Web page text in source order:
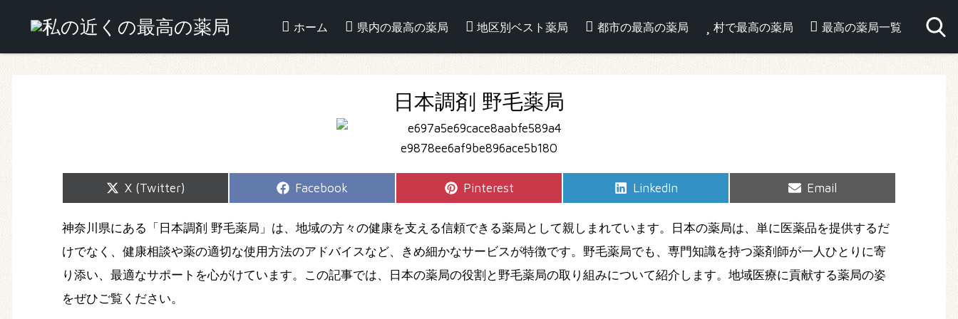
ホーム 県内の最高の薬局 地区別ベスト薬局 都市の最高の薬局 村で最高の薬局 最高の薬局一覧
日本調剤 野毛薬局
Share
X (Twitter)
Share
Facebook
Share
Pinterest
Share
LinkedIn
Share
Email
神奈川県にある「日本調剤 野毛薬局」は、地域の方々の健康を支える信頼できる薬局として親しまれています。日本の薬局は、単に医薬品を提供するだ
けでなく、健康相談や薬の適切な使用方法のアドバイスなど、きめ細かなサービスが特徴です。野毛薬局でも、専門知識を持つ薬剤師が一人ひとりに寄
り添い、最適なサポートを心がけています。この記事では、日本の薬局の役割と野毛薬局の取り組みについて紹介します。地域医療に貢献する薬局の姿
をぜひご覧ください。